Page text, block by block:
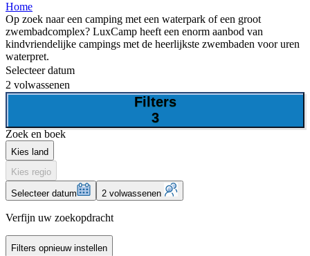
Home
Op zoek naar een camping met een waterpark of een groot
zwembadcomplex? LuxCamp heeft een enorm aanbod van
kindvriendelijke campings met de heerlijkste zwembaden voor uren
waterpret.
Selecteer datum
2 volwassenen
Filters
3
Zoek en boek
Kies land
Kies regio
Selecteer datum 2 volwassenen
Verfijn uw zoekopdracht
Filters opnieuw instellen